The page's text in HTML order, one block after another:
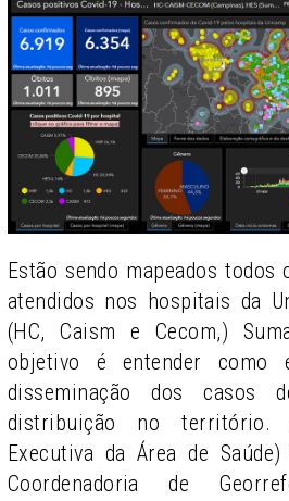
Estão sendo mapeados todos
atendidos nos hospitais da
(HC, Caism e Cecom,)
objetivo é entender como
disseminação dos casos
distribuição no território.
Executiva da Área de
Coordenadoria de